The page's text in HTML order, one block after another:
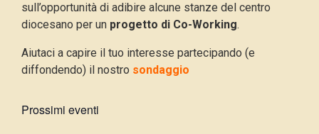
sull’opportunità di adibire alcune stanze del centro
diocesano per un progetto di Co-Working.
Aiutaci a capire il tuo interesse partecipando (e
diffondendo) il nostro sondaggio
Prossimi eventi